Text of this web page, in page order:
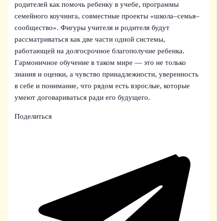
родителей как помочь ребенку в учебе, программы
семейного коучинга, совместные проекты «школа–семья–
сообщество». Фигуры учителя и родителя будут
рассматриваться как две части одной системы,
работающей на долгосрочное благополучие ребенка.
Гармоничное обучение в таком мире — это не только
знания и оценки, а чувство принадлежности, уверенность
в себе и понимание, что рядом есть взрослые, которые
умеют договариваться ради его будущего.
Поделиться